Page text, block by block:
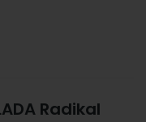
Radikal